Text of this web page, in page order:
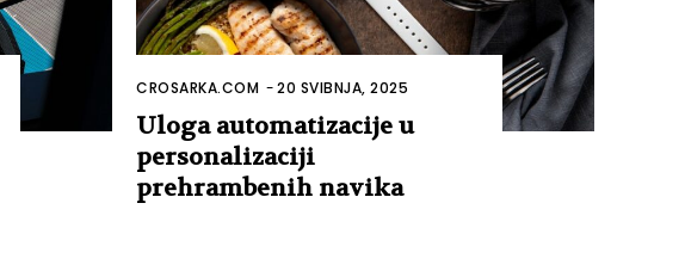
CROSARKA.COM -20 SVIBNJA, 2025
Uloga automatizacije u
personalizaciji
prehrambenih navika